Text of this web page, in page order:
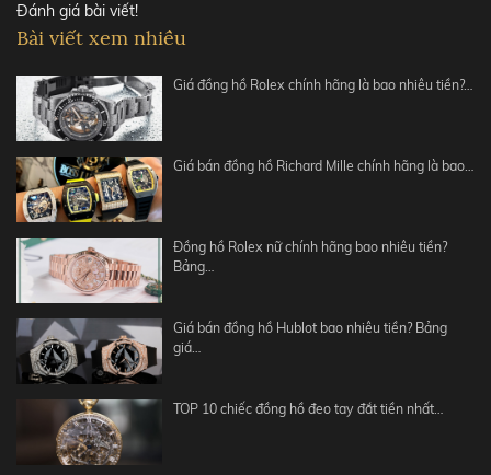
Đánh giá bài viết!
Bài viết xem nhiều
Giá đồng hồ Rolex chính hãng là bao nhiêu tiền?…
Giá bán đồng hồ Richard Mille chính hãng là bao…
Đồng hồ Rolex nữ chính hãng bao nhiêu tiền?
Bảng…
Giá bán đồng hồ Hublot bao nhiêu tiền? Bảng
giá…
TOP 10 chiếc đồng hồ đeo tay đắt tiền nhất…